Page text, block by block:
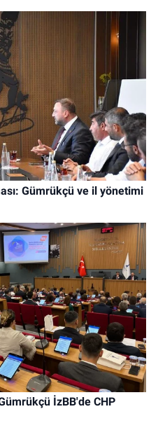
Gümrükçü ve il yönetimi
İzBB'de CHP